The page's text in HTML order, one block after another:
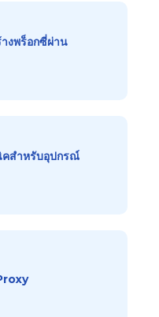
งพร็อกซี่ผ่าน
คสำหรับอุปกรณ์